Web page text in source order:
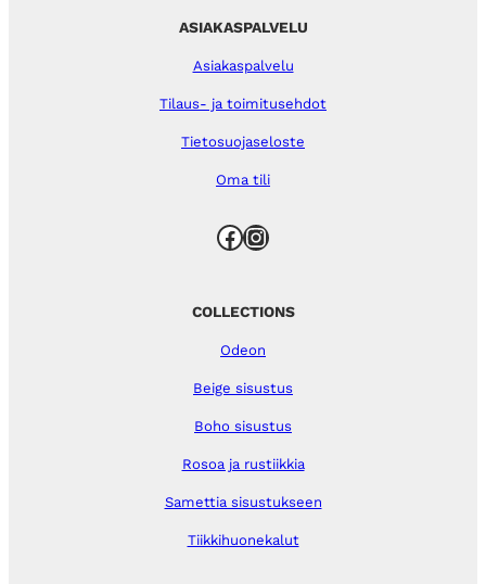
ASIAKASPALVELU
Asiakaspalvelu
Tilaus- ja toimitusehdot
Tietosuojaseloste
Oma tili
Facebook Instagram
COLLECTIONS
Odeon
Beige sisustus
Boho sisustus
Rosoa ja rustiikkia
Samettia sisustukseen
Tiikkihuonekalut